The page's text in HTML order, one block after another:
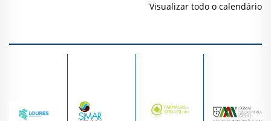
Visualizar todo o calendário